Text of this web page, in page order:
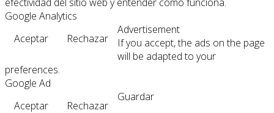
Google Analytics
Aceptar
Rechazar
Advertisement
If you accept, the ads on the page
will be adapted to your
preferences.
Google Ad
Aceptar
Rechazar
Guardar